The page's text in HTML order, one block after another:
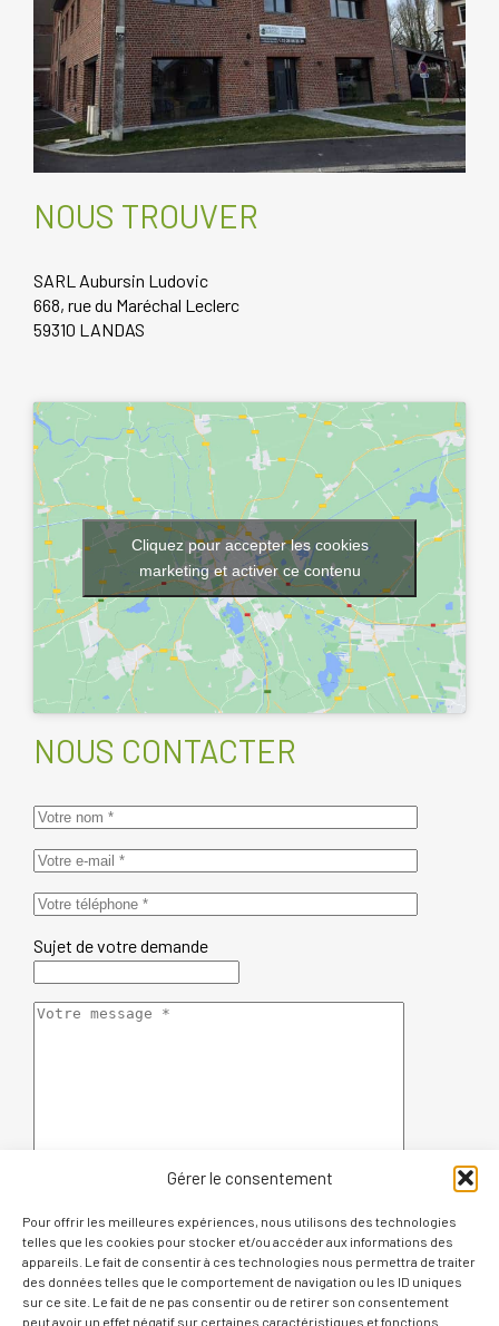
Gérer le consentement
Pour offrir les meilleures expériences, nous utilisons des technologies
telles que les cookies pour stocker et/ou accéder aux informations des
appareils. Le fait de consentir à ces technologies nous permettra de traiter
des données telles que le comportement de navigation ou les ID uniques
sur ce site. Le fait de ne pas consentir ou de retirer son consentement
peut avoir un effet négatif sur certaines caractéristiques et fonctions.
NOUS TROUVER
SARL Aubursin Ludovic
668, rue du Maréchal Leclerc
59310 LANDAS
Cliquez pour accepter les cookies
marketing et activer ce contenu
NOUS CONTACTER
Sujet de votre demande
des données personnelles